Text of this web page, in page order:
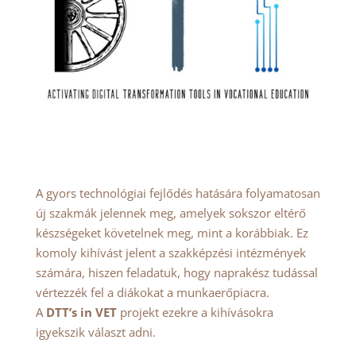
A gyors technológiai fejlődés hatására folyamatosan
új szakmák jelennek meg, amelyek sokszor eltérő
készségeket követelnek meg, mint a korábbiak. Ez
komoly kihívást jelent a szakképzési intézmények
számára, hiszen feladatuk, hogy naprakész tudással
vértezzék fel a diákokat a munkaerőpiacra.
A DTT’s in VETprojekt ezekre a kihívásokra
igyekszik választ adni.